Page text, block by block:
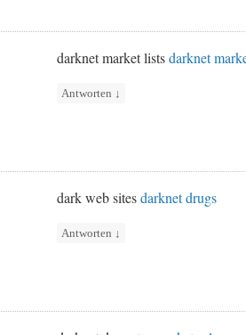
darknet market listsdarknet
Antworten ↓
dark web sitesdarknet drugs
Antworten ↓